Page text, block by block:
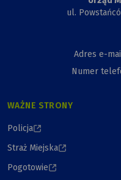
ul.
Adres e-
Numer
WAŻNE STRONY
Policja
Straż Miejska
Pogotowie